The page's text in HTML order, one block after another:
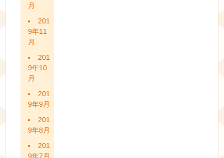
月
201
9年11
月
201
9年10
月
201
9年9月
201
9年8月
201
9年7月